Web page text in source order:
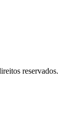
reservados.